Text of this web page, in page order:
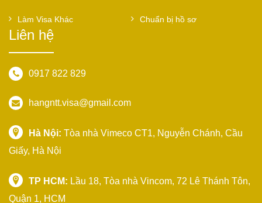
Làm Visa Khác Chuẩn bị hồ sơ
Liên hệ
0917 822 829
hangntt.visa@gmail.com
Hà Nội: Tòa nhà Vimeco CT1, Nguyễn Chánh, Cầu
Giấy, Hà Nội
TP HCM: Lầu 18, Tòa nhà Vincom, 72 Lê Thánh Tôn,
Quận 1, HCM